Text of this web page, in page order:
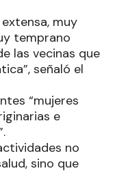
muy
temprano
las vecinas que
señaló el
“mujeres
e
no
sino que